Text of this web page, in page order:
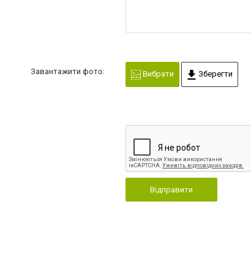
Завантажити фото: Вибрати Зберегти
Відправити